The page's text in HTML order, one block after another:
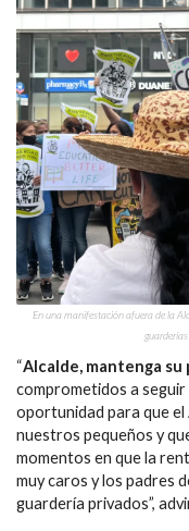
En una manifestación afuera de la
“Alcalde, mantenga su
comprometidos a
oportunidad para que el
nuestros pequeños y
momentos en que la
muy caros y los padres
guardería privados”,